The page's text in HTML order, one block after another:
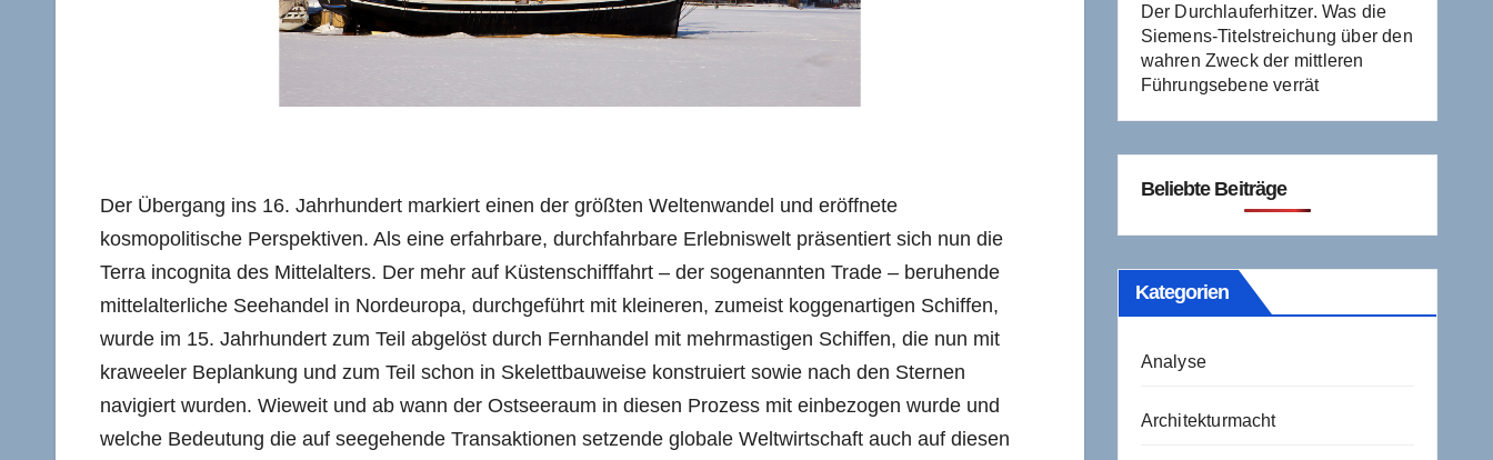
Der Übergang ins 16. Jahrhundert markiert einen der größten Weltenwandel und eröffnete
kosmopolitische Perspektiven. Als eine erfahrbare, durchfahrbare Erlebniswelt präsentiert sich nun die
Terra incognita des Mittelalters. Der mehr auf Küstenschifffahrt – der sogenannten Trade – beruhende
mittelalterliche Seehandel in Nordeuropa, durchgeführt mit kleineren, zumeist koggenartigen Schiffen,
wurde im 15. Jahrhundert zum Teil abgelöst durch Fernhandel mit mehrmastigen Schiffen, die nun mit
kraweeler Beplankung und zum Teil schon in Skelettbauweise konstruiert sowie nach den Sternen
navigiert wurden. Wieweit und ab wann der Ostseeraum in diesen Prozess mit einbezogen wurde und
welche Bedeutung die auf seegehende Transaktionen setzende globale Weltwirtschaft auch auf diesen
Der Durchlauferhitzer. Was die
Siemens-Titelstreichung über den
wahren Zweck der mittleren
Führungsebene verrät
Beliebte Beiträge
Kategorien
Analyse
Architekturmacht